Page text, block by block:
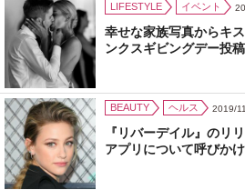
LIFESTYLE イベント
幸せな家族写真からキ
ンクスギビングデー投稿
BEAUTY ヘルス 2019/
『リバーデイル』のリ
アプリについて呼びかけ